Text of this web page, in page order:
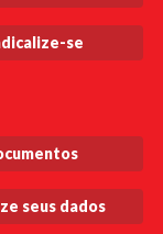
se
seus dados